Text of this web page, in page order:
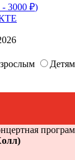
3000 ₽)
Детям